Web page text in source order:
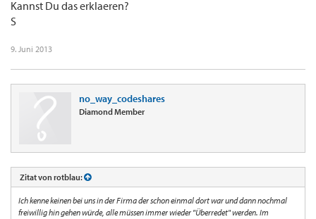
Kannst Du das erklaeren?
S
9. Juni 2013
no_way_codeshares
Diamond Member
Zitat von rotblau:
Ich kenne keinen bei uns in der Firma der schon einmal dort war und dann nochmal
freiwillig hin gehen würde, alle müssen immer wieder "Überredet" werden. Im